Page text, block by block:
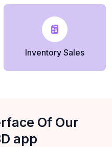
Inventory Sales
Of Our
app